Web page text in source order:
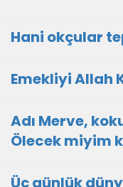
Hani okçular
Emekliyi Allah
Adı Merve,
Ölecek miyim
Üç günlük